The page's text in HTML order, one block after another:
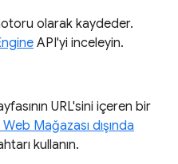
olarak kaydeder.
API'yi inceleyin.
URL'sini içeren bir
Mağazası dışında
kullanın.